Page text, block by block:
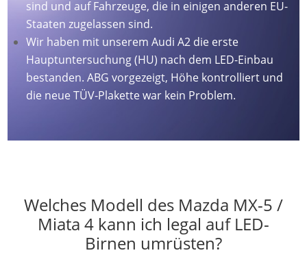
sind und auf Fahrzeuge, die in einigen anderen EU-
Staaten zugelassen sind.
Wir haben mit unserem Audi A2 die erste
Hauptuntersuchung (HU) nach dem LED-Einbau
bestanden. ABG vorgezeigt, Höhe kontrolliert und
die neue TÜV-Plakette war kein Problem.
Welches Modell des Mazda MX-5 /
Miata 4 kann ich legal auf LED-
Birnen umrüsten?